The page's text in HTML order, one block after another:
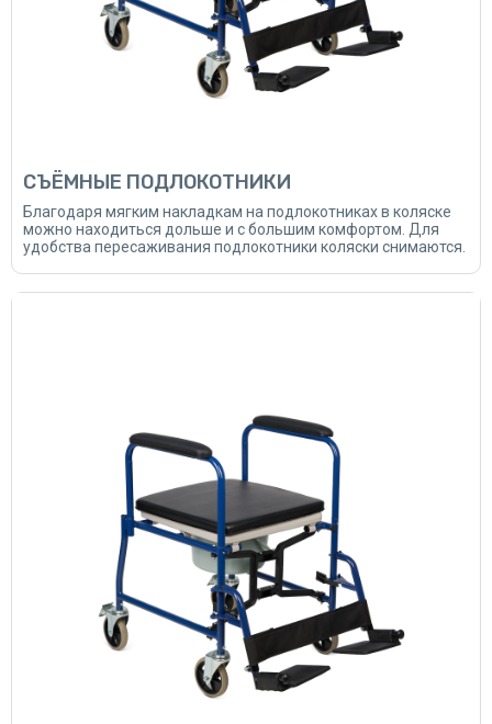
СЪЁМНЫЕ ПОДЛОКОТНИКИ
Благодаря мягким накладкам на подлокотниках в коляске
можно находиться дольше и с большим комфортом. Для
удобства пересаживания подлокотники коляски снимаются.